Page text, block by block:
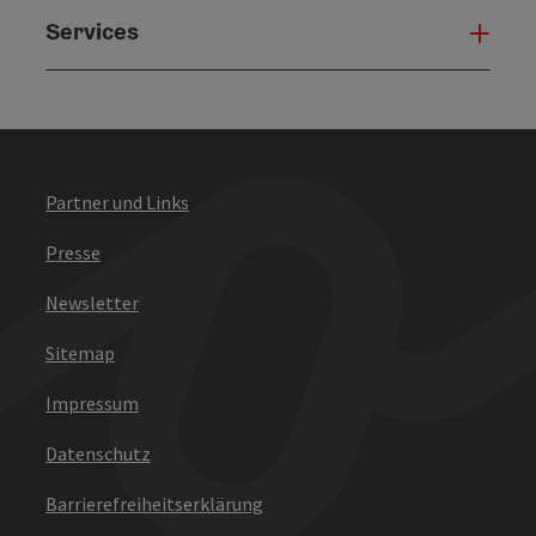
Services
Partner und Links
Presse
Newsletter
Sitemap
Impressum
Datenschutz
Barrierefreiheitserklärung